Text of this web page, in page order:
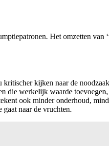
Het omzetten van
kijken naar de
die werkelijk waarde
ook minder onderhoud,
naar de vruchten.